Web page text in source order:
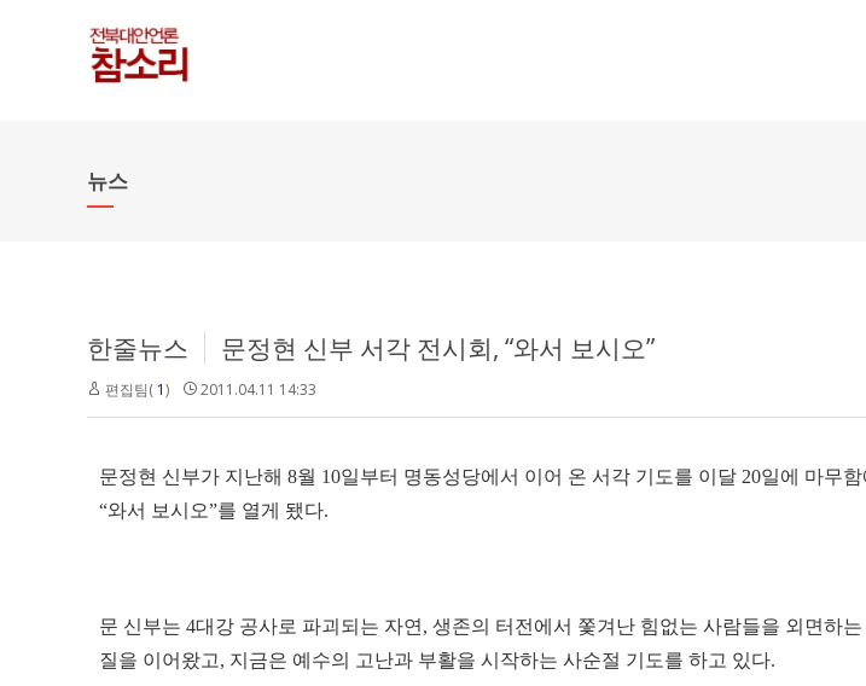
뉴스
한줄뉴스 문정현 신부 서각 전시회, “와서 보시오”
편집팀( 1) 2011.04.11 14:33
문정현 신부가 지난해 8월 10일부터 명동성당에서 이어 온 서각 기도를 이달 20일에 마무
“와서 보시오”를 열게 됐다.
문 신부는 4대강 공사로 파괴되는 자연, 생존의 터전에서 쫓겨난 힘없는 사람들을 외면하
질을 이어왔고, 지금은 예수의 고난과 부활을 시작하는 사순절 기도를 하고 있다.